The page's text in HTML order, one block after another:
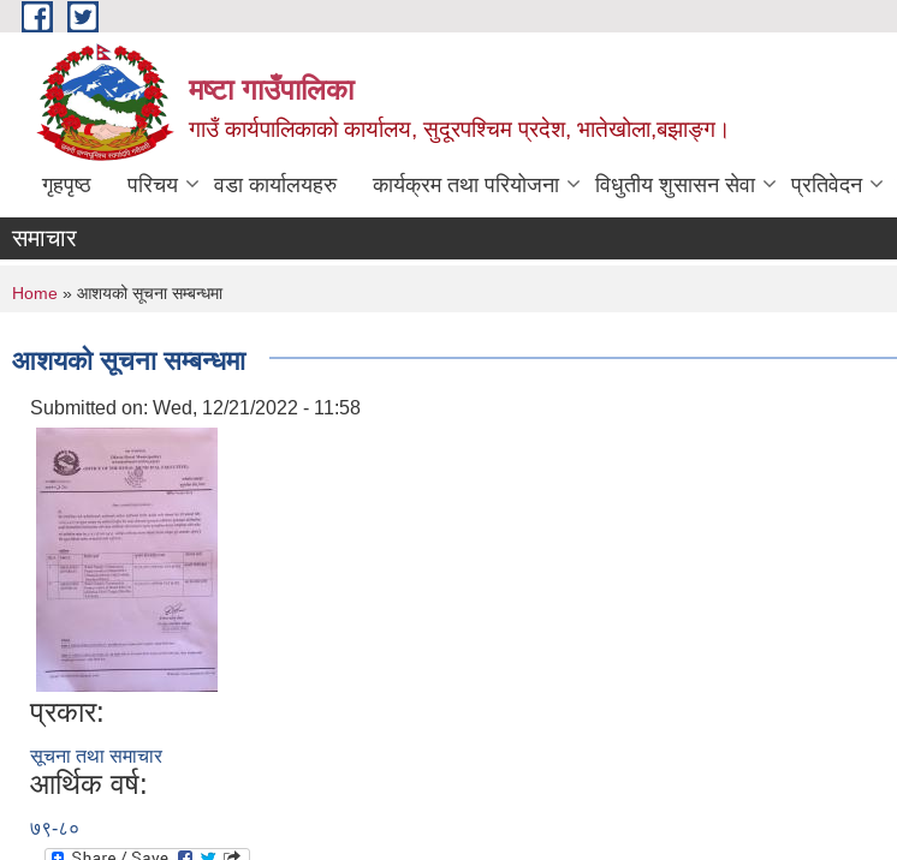
Skip to main content
मष्टा गाउँपालिका
गाउँ कार्यपालिकाको कार्यालय, सुदूरपश्चिम प्रदेश, भातेखोला,बझाङ्ग।
गृहपृष्ठ परिचय वडा कार्यालयहरु कार्यक्रम तथा परियोजना विधुतीय शुसासन सेवा प्रतिवेदन
समाचार
You are here
Home » आशयको सूचना सम्बन्धमा
आशयको सूचना सम्बन्धमा
Submitted on: Wed, 12/21/2022 - 11:58
प्रकार:
सूचना तथा समाचार
आर्थिक वर्ष:
७९-८०